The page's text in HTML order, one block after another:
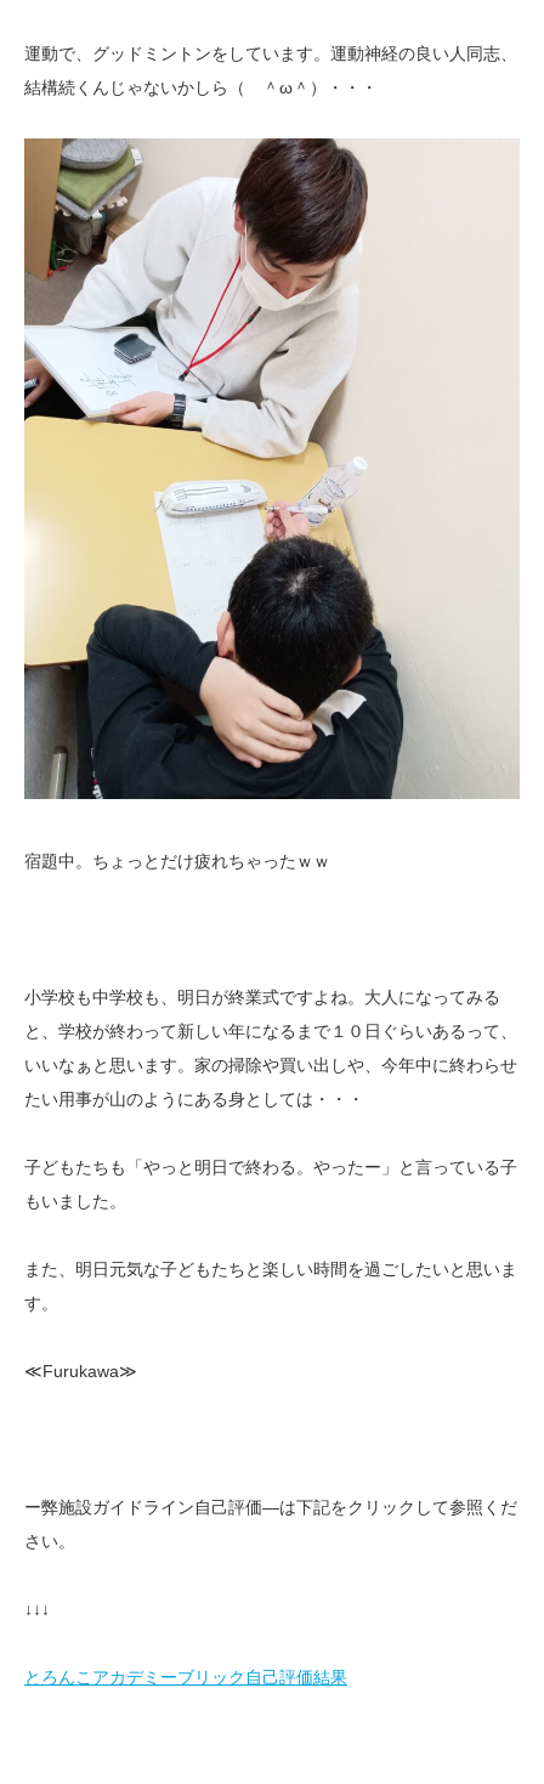
運動で、グッドミントンをしています。運動神経の良い人同志、
結構続くんじゃないかしら（ ＾ω＾）・・・
宿題中。ちょっとだけ疲れちゃったｗｗ
小学校も中学校も、明日が終業式ですよね。大人になってみる
と、学校が終わって新しい年になるまで１０日ぐらいあるって、
いいなぁと思います。家の掃除や買い出しや、今年中に終わらせ
たい用事が山のようにある身としては・・・
子どもたちも「やっと明日で終わる。やったー」と言っている子
もいました。
また、明日元気な子どもたちと楽しい時間を過ごしたいと思いま
す。
≪Furukawa≫
ー弊施設ガイドライン自己評価—は下記をクリックして参照くだ
さい。
↓↓↓
とろんこアカデミーブリック自己評価結果